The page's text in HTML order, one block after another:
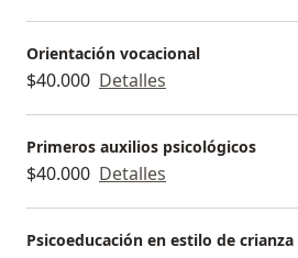
Orientación vocacional
$40.000 Detalles
Primeros auxilios psicológicos
$40.000 Detalles
Psicoeducación en estilo de crianza